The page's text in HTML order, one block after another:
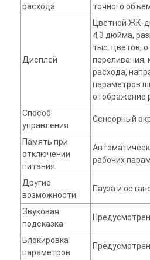
расхода
точного
Дисплей
Цветной ЖК-
4,3 дюйма,
тыс. цветов;
переливания,
расхода,
параметров
отображение
Способ
управления
Сенсорный
Память при
отключении
питания
рабочих
Другие
возможности
Пауза и
Звуковая
подсказка
Блокировка
параметров